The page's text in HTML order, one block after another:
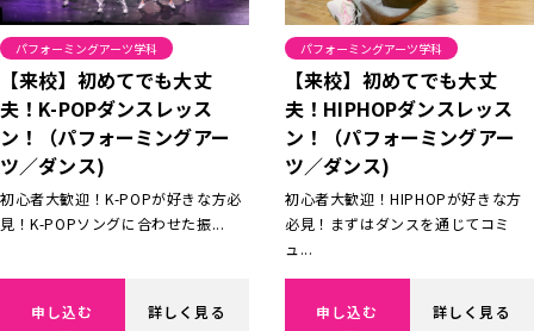
パフォーミングアーツ学科
【来校】初めてでも大丈
夫！K-POPダンスレッス
ン！（パフォーミングアー
ツ／ダンス)
初心者大歓迎！K-POPが好きな方必
見！K-POPソングに合わせた振...
申し込む 詳しく見る
パフォーミングアーツ学科
【来校】初めてでも大丈
夫！HIPHOPダンスレッス
ン！（パフォーミングアー
ツ／ダンス)
初心者大歓迎！HIPHOPが好きな方
必見！まずはダンスを通じてコミ
ュ...
申し込む 詳しく見る